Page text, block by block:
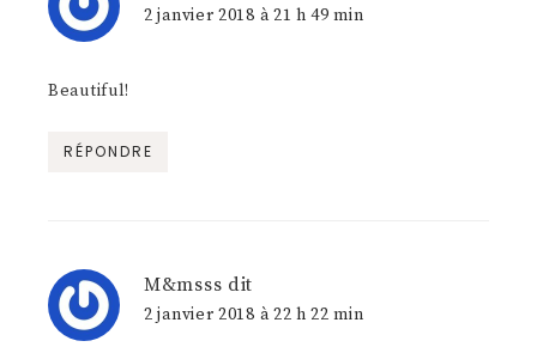
2 janvier 2018 à 21 h 49 min
Beautiful!
RÉPONDRE
M&msss dit
2 janvier 2018 à 22 h 22 min